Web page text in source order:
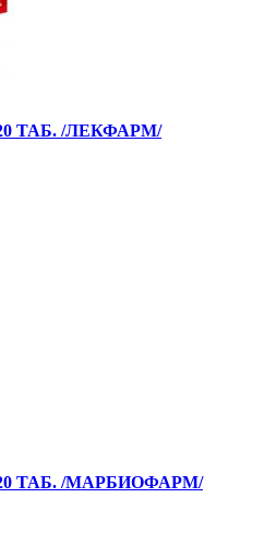
ТАБ. /ЛЕКФАРМ/
ТАБ. /МАРБИОФАРМ/